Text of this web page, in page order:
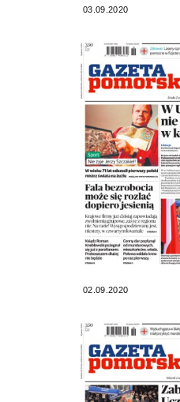
03.09.2020
02.09.2020